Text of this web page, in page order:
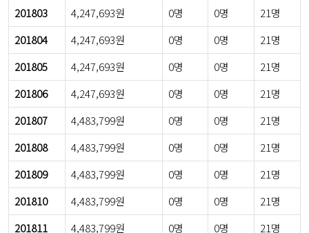
201803
4,247,693원 0명 0명
21명
201804
4,247,693원 0명 0명
21명
201805
4,247,693원 0명 0명
21명
201806
4,247,693원 0명 0명
21명
201807
4,483,799원 0명 0명
21명
201808
4,483,799원 0명 0명
21명
201809
4,483,799원 0명 0명
21명
201810
4,483,799원 0명 0명
21명
201811
4,483,799원 0명 0명
21명